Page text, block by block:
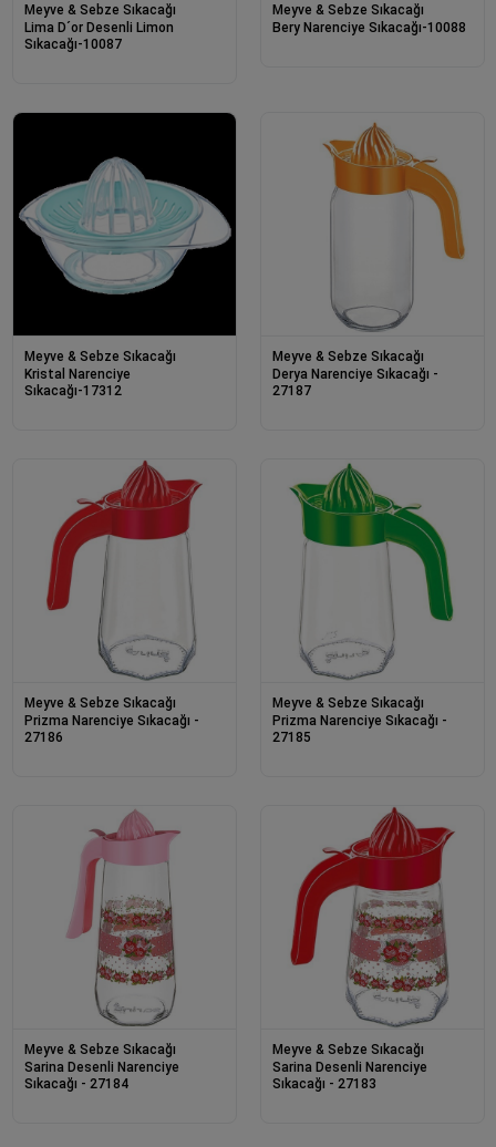
Meyve & Sebze Sıkacağı
Lima D´or Desenli Limon
Sıkacağı-10087
Meyve & Sebze Sıkacağı
Bery Narenciye Sıkacağı-10088
Meyve & Sebze Sıkacağı
Kristal Narenciye
Sıkacağı-17312
Meyve & Sebze Sıkacağı
Derya Narenciye Sıkacağı -
27187
Meyve & Sebze Sıkacağı
Prizma Narenciye Sıkacağı -
27186
Meyve & Sebze Sıkacağı
Prizma Narenciye Sıkacağı -
27185
Meyve & Sebze Sıkacağı
Sarina Desenli Narenciye
Sıkacağı - 27184
Meyve & Sebze Sıkacağı
Sarina Desenli Narenciye
Sıkacağı - 27183